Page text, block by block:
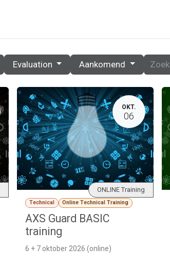
Evaluation Aankomend
OKT.
06
Technical Online Technical Training
AXS Guard BASIC
training
6 + 7 oktober 2026 (online)
ONLINE Training